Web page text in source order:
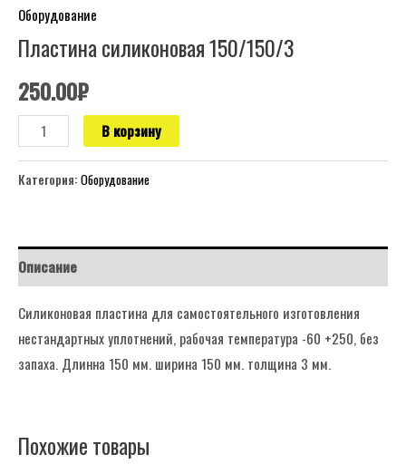
Оборудование
Пластина силиконовая 150/150/3
250.00₽
В корзину
Категория:Оборудование
Описание
Силиконовая пластина для самостоятельного изготовления
нестандартных уплотнений, рабочая температура -60 +250, без
запаха. Длинна 150 мм. ширина 150 мм. толщина 3 мм.
Похожие товары